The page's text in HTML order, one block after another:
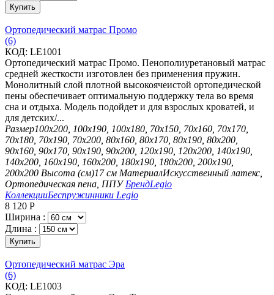
Купить
Ортопедический матрас Промо
(6)
КОД: LE1001
Ортопедический матрас Промо. Пенополиуретановый матрас
средней жесткости изготовлен без применения пружин.
Монолитный слой плотной высокоячеистой ортопедической
пены обеспечивает оптимальную поддержку тела во время
сна и отдыха. Модель подойдет и для взрослых кроватей, и
для детских/...
Размер100х200, 100х190, 100х180, 70х150, 70х160, 70х170,
70х180, 70х190, 70х200, 80х160, 80х170, 80х190, 80х200,
90х160, 90х170, 90х190, 90х200, 120х190, 120х200, 140х190,
140х200, 160х190, 160х200, 180х190, 180х200, 200х190,
200х200 Высота (см)17 см МатериалИскусственный латекс,
Ортопедическая пена, ППУ БрендLegio
КоллекцииБеспружинники Legio
8 120 Р
Ширина :
Длина :
Купить
Ортопедический матрас Эра
(6)
КОД: LE1003